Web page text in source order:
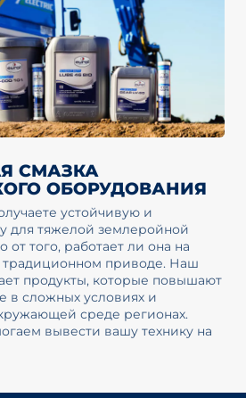
СМАЗКА
ОБОРУДОВАНИЯ
устойчивую и
для тяжелой землеройной
от того, работает ли она на
традиционном приводе. Наш
продукты, которые повышают
в сложных условиях и
среде регионах.
вывести вашу технику на